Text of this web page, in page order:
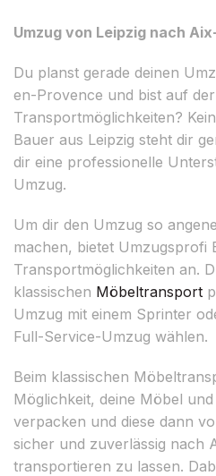
Umzug von Leipzig nach
Du planst gerade deinen
en-Provence und bist auf
Transportmöglichkeiten?
Bauer aus Leipzig steht dir
dir eine professionelle
Umzug.
Um dir den Umzug so
machen, bietet Umzugsprofi
Transportmöglichkeiten an.
klassischen Möbeltransport
Umzug mit einem Sprinter
Full-Service-Umzug wählen.
Beim klassischen
Möglichkeit, deine Möbel
verpacken und diese dann
sicher und zuverlässig nach
transportieren zu lassen.